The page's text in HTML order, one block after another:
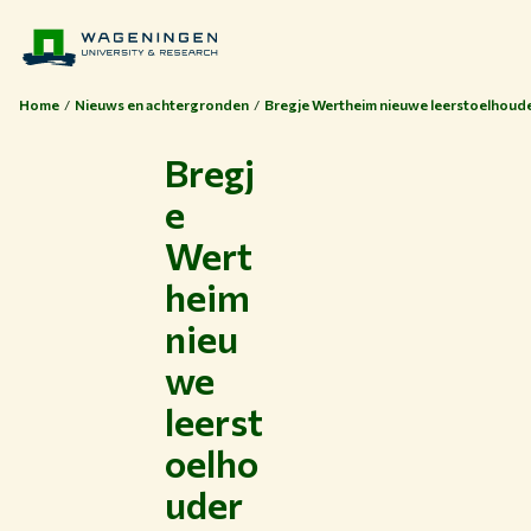
Home Nieuws en achtergronden Bregje Wertheim nieuwe
Bregj
e
Wert
heim
nieu
we
leerst
oelho
uder